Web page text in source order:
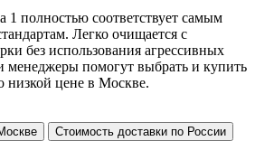
1 полностью соответствует самым
Легко очищается с
без использования агрессивных
помогут выбрать и купить
цене в Москве.
Стоимость доставки по России